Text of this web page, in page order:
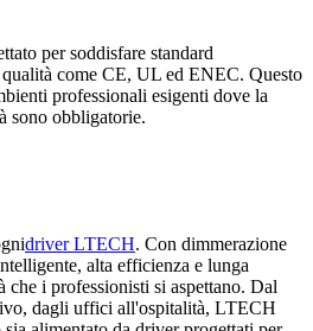
per soddisfare standard
come CE, UL ed ENEC. Questo
professionali esigenti dove la
sono obbligatorie.
driver LTECH. Con dimmerazione
alta efficienza e lunga
che i professionisti si aspettano. Dal
dagli uffici all'ospitalità, LTECH